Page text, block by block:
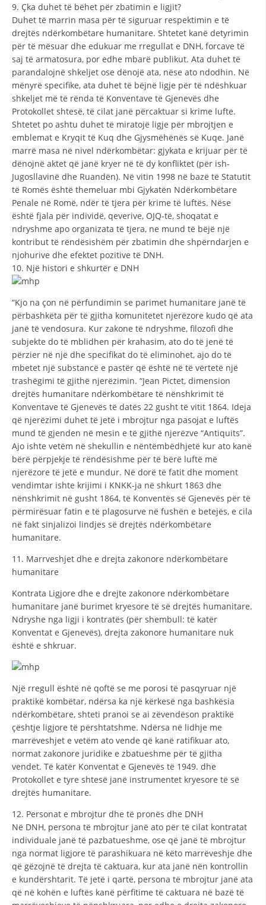
9. Çka duhet të bëhet për zbatimin e ligjit?
Duhet të marrin masa për të siguruar respektimin e të
drejtës ndërkombëtare humanitare. Shtetet kanë detyrimin
për të mësuar dhe edukuar me rregullat e DNH, forcave të
saj të armatosura, por edhe mbarë publikut. Ata duhet të
parandalojnë shkeljet ose dënojë ata, nëse ato ndodhin. Në
mënyrë specifike, ata duhet të bëjnë ligje për të ndëshkuar
shkeljet më të rënda të Konventave të Gjenevës dhe
Protokollet shtesë, të cilat janë përcaktuar si krime lufte.
Shtetet po ashtu duhet të miratojë ligje për mbrojtjen e
emblemat e Kryqit të Kuq dhe Gjysmëhënës së Kuqe. Janë
marrë masa në nivel ndërkombëtar: gjykata e krijuar për të
dënojnë aktet që janë kryer në të dy konfliktet (për ish-
Jugosllavinë dhe Ruandën). Në vitin 1998 në bazë të Statutit
të Romës është themeluar mbi Gjykatën Ndërkombëtare
Penale në Romë, ndër të tjera për krime të luftës. Nëse
është fjala për individë, qeverive, OJQ-të, shoqatat e
ndryshme apo organizata të tjera, ne mund të bëjë një
kontribut të rëndësishëm për zbatimin dhe shpërndarjen e
njohurive dhe efektet pozitive të DNH.
10. Një histori e shkurtër e DNH
“Kjo na çon në përfundimin se parimet humanitare janë të
përbashkëta për të gjitha komunitetet njerëzore kudo që ata
janë të vendosura. Kur zakone të ndryshme, filozofi dhe
subjekte do të mblidhen për krahasim, ato do të jenë të
përzier në një dhe specifikat do të eliminohet, ajo do të
mbetet një substancë e pastër që është në të vërtetë një
trashëgimi të gjithë njerëzimin. “Jean Pictet, dimension
drejtës humanitare ndërkombëtare të nënshkrimit të
Konventave të Gjenevës të datës 22 gusht të vitit 1864. Ideja
që njerëzimi duhet të jetë i mbrojtur nga pasojat e luftës
mund të gjenden në mesin e të gjithë njerëzve “Antiquits”.
Ajo ishte vetëm në shekullin e nëntëmbëdhjetë kur ato kanë
bërë përpjekje të rëndësishme për të bërë luftë më
njerëzore të jetë e mundur. Në dorë të fatit dhe moment
vendimtar ishte krijimi i KNKK-ja në shkurt 1863 dhe
nënshkrimit në gusht 1864, të Konventës së Gjenevës për të
përmirësuar fatin e të plagosurve në fushën e betejës, e cila
në fakt sinjalizoi lindjes së drejtës ndërkombëtare
humanitare.
11. Marrveshjet dhe e drejta zakonore ndërkombëtare
humanitare
Kontrata Ligjore dhe e drejte zakonore ndërkombëtare
humanitare janë burimet kryesore të së drejtës humanitare.
Ndryshe nga ligji i kontratës (për shembull: të katër
Konventat e Gjenevës), drejta zakonore humanitare nuk
është e shkruar.
Një rregull është në qoftë se me porosi të pasqyruar një
praktikë kombëtar, ndërsa ka një kërkesë nga bashkësia
ndërkombëtare, shteti pranoi se ai zëvendëson praktikë
çështje ligjore të përshtatshme. Ndërsa në lidhje me
marrëveshjet e vetëm ato vende që kanë ratifikuar ato,
normat zakonore juridike e zbatueshme për të gjitha
vendet. Të katër Konventat e Gjenevës të 1949. dhe
Protokollet e tyre shtesë janë instrumentet kryesore të së
drejtës humanitare.
12. Personat e mbrojtur dhe të pronës dhe DNH
Në DNH, persona të mbrojtur janë ato për të cilat kontratat
individuale janë të pazbatueshme, ose që janë të mbrojtur
nga normat ligjore të parashikuara në këto marrëveshje dhe
që gëzojnë të drejta të caktuara, kur ata janë nën kontrollin
e kundërshtarit. Të jetë i qartë, persona të mbrojtur janë ata
që në kohën e luftës kanë përfitime të caktuara në bazë të